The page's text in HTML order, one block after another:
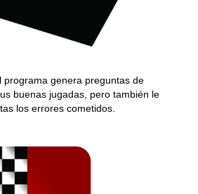
programa genera preguntas de
buenas jugadas, pero también le
los errores cometidos.